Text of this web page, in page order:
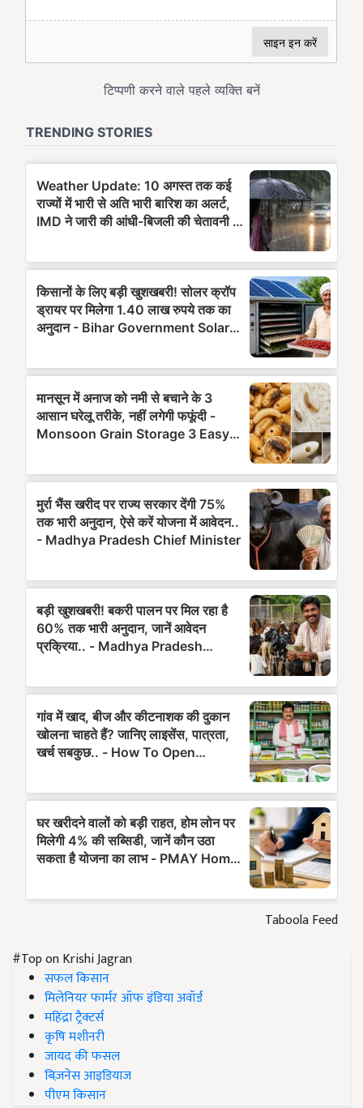
Taboola Feed
#Top on Krishi Jagran
सफल किसान
मिलेनियर फार्मर ऑफ इंडिया अवॉर्ड
महिंद्रा ट्रैक्टर्स
कृषि मशीनरी
जायद की फसल
बिज़नेस आइडियाज
पीएम किसान